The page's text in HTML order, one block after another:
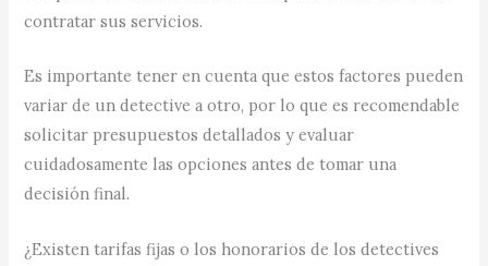
contratar sus servicios.
Es importante tener en cuenta que estos factores pueden
variar de un detective a otro, por lo que es recomendable
solicitar presupuestos detallados y evaluar
cuidadosamente las opciones antes de tomar una
decisión final.
¿Existen tarifas fijas o los honorarios de los detectives